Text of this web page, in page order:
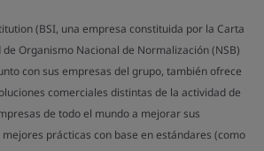
(BSI, una empresa constituida por la Carta
Organismo Nacional de Normalización (NSB)
con sus empresas del grupo, también ofrece
comerciales distintas de la actividad de
de todo el mundo a mejorar sus
prácticas con base en estándares (como